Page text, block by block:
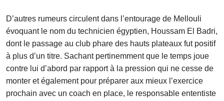
D’autres rumeurs circulent dans l’entourage de Mellouli
évoquant le nom du technicien égyptien, Houssam El Badri,
dont le passage au club phare des hauts plateaux fut positif
à plus d’un titre. Sachant pertinemment que le temps joue
contre lui d’abord par rapport à la pression qui ne cesse de
monter et également pour préparer aux mieux l’exercice
prochain avec un coach en place, le responsable ententiste